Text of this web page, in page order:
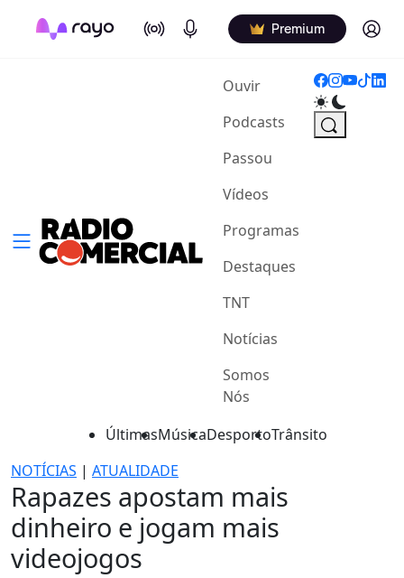
On Air Podcasts Premium Log in
Ouvir(current)
Podcasts
Passou
Vídeos
Programas
Destaques
TNT
Notícias
Somos
Nós
ÚltimasMúsicaDesportoTrânsito
NOTÍCIAS | ATUALIDADE
Rapazes apostam mais
dinheiro e jogam mais
videojogos